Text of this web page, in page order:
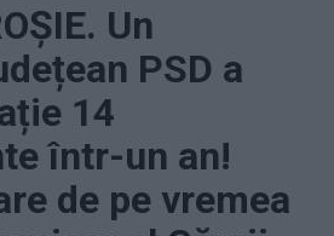
Un
PSD a
14
într-un an!
de pe vremea